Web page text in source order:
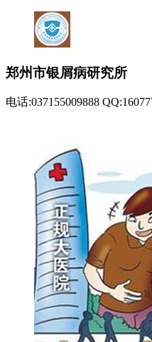
郑州市银屑病研究所
电话:037155009888